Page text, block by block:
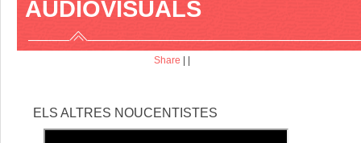
AUDIOVISUALS
Share
ELS ALTRES NOUCENTISTES